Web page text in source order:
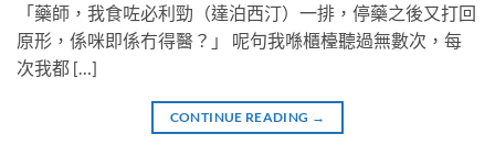
「藥師，我食咗必利勁（達泊西汀）一排，停藥之後又打回
原形，係咪即係冇得醫？」 呢句我喺櫃檯聽過無數次，每
次我都 […]
CONTINUE READING →